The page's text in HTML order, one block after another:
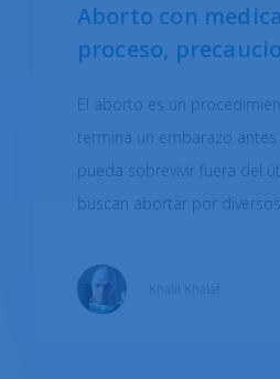
Aborto con
proceso,
El aborto es un
termina un embarazo
pueda sobrevivir fuera del
buscan abortar por
económicos. Existen
realizar un aborto, como el
Khalil Khalaf